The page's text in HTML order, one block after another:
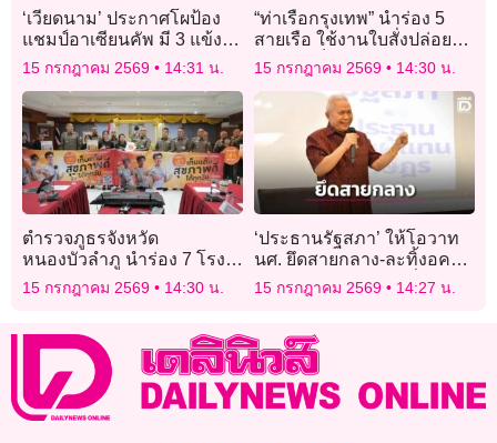
‘เวียดนาม’ ประกาศโผป้อง
แชมป์อาเซียนคัพ มี 3 แข้ง
บราซิเลียน
15 กรกฎาคม 2569 14:31 น.
“ท่าเรือกรุงเทพ” นำร่อง 5
สายเรือ ใช้งานใบสั่งปล่อย
สินค้าอิเล็กทรอนิกส์ ลด
กระดาษ ฉิวขึ้น
15 กรกฎาคม 2569 14:30 น.
ตำรวจภูธรจังหวัด
หนองบัวลำภู นำร่อง 7 โรง
พักต้นแบบรณรงค์งดเหล้า
เข้าพรรษา
15 กรกฎาคม 2569 14:30 น.
‘ประธานรัฐสภา’ ให้โอวาท
นศ. ยึดสายกลาง-ละทิ้งอคติ
4 ประการ ร่วมขับเคลื่อน
ประชาธิปไตย
15 กรกฎาคม 2569 14:27 น.